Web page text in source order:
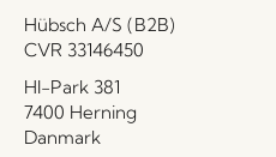
Hübsch A/S (B2B)
CVR 33146450
HI-Park 381
7400 Herning
Danmark